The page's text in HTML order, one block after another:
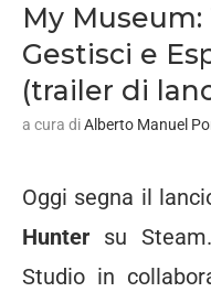
My
Gestisci e
(trailer di
a cura diAlberto Manuel
Oggi segna il
Hunter su
Studio in